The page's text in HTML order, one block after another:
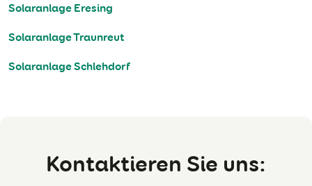
Solaranlage Eresing
Solaranlage Traunreut
Solaranlage Schlehdorf
Kontaktieren Sie uns: